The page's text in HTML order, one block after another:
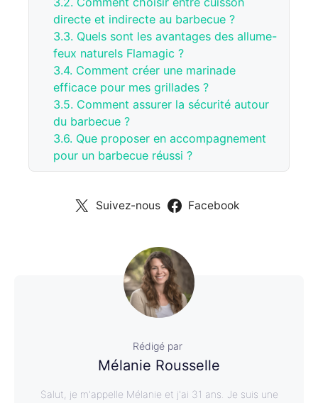
directe et indirecte au barbecue ?
3.3. Quels sont les avantages des allume-
feux naturels Flamagic ?
3.4. Comment créer une marinade
efficace pour mes grillades ?
3.5. Comment assurer la sécurité autour
du barbecue ?
3.6. Que proposer en accompagnement
pour un barbecue réussi ?
Suivez-nous Facebook
Rédigé par
Mélanie Rousselle
Salut, je m'appelle Mélanie et j'ai 31 ans. Je suis une